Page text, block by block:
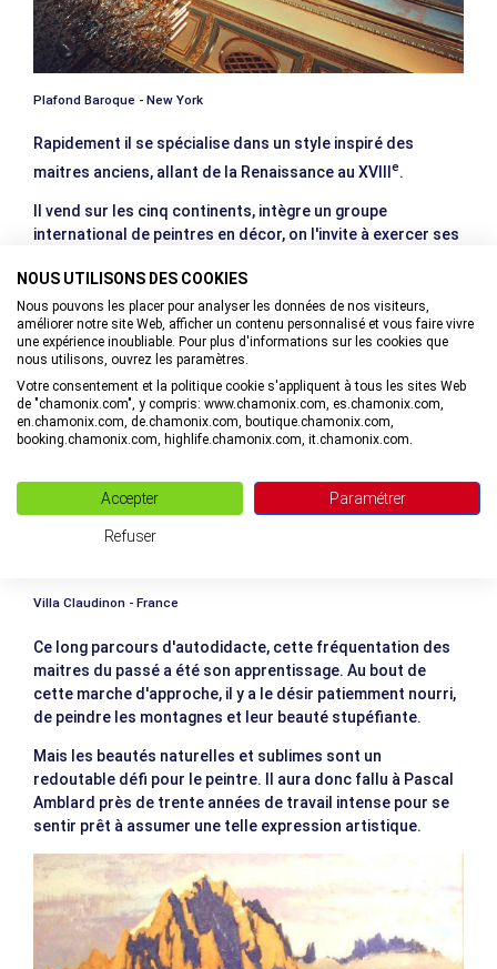
Plafond Baroque - New York
Rapidement il se spécialise dans un style inspiré des
maitres anciens, allant de la Renaissance au XVIII e.
Il vend sur les cinq continents, intègre un groupe
international de peintres en décor, on l'invite à exercer ses
et en Belgique.
Villa Claudinon - France
Ce long parcours d'autodidacte, cette fréquentation des
maitres du passé a été son apprentissage. Au bout de
cette marche d'approche, il y a le désir patiemment nourri,
de peindre les montagnes et leur beauté stupéfiante.
Mais les beautés naturelles et sublimes sont un
redoutable défi pour le peintre. Il aura donc fallu à Pascal
Amblard près de trente années de travail intense pour se
sentir prêt à assumer une telle expression artistique.
NOUS UTILISONS DES COOKIES
Nous pouvons les placer pour analyser les données de nos visiteurs,
améliorer notre site Web, afficher un contenu personnalisé et vous faire vivre
une expérience inoubliable. Pour plus d'informations sur les cookies que
nous utilisons, ouvrez les paramètres.
Votre consentement et la politique cookie s'appliquent à tous les sites Web
de "chamonix.com", y compris: www.chamonix.com, es.chamonix.com,
en.chamonix.com, de.chamonix.com, boutique.chamonix.com,
booking.chamonix.com, highlife.chamonix.com, it.chamonix.com.
Accepter Paramétrer
Refuser